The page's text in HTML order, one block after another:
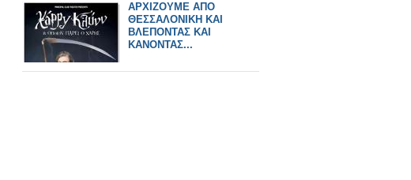
ΑΡΧΙΖΟΥΜΕ ΑΠΟ
ΘΕΣΣΑΛΟΝΙΚΗ ΚΑΙ
ΒΛΕΠΟΝΤΑΣ ΚΑΙ
ΚΑΝΟΝΤΑΣ...